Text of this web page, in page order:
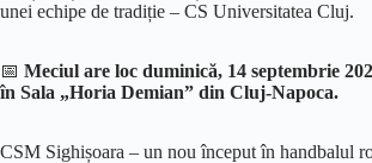
unei echipe de tradiție – CS Universitatea Cluj.
📅 Meciul are loc duminică, 14 septembrie
în Sala „Horia Demian” din Cluj-Napoca.
CSM Sighișoara – un nou început în handbalul